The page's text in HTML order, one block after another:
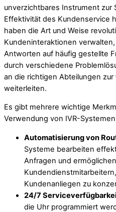
unverzichtbares Instrument zur
Effektivität des Kundenservice
haben die Art und Weise
Kundeninteraktionen
Antworten auf häufig gestellte
durch verschiedene
an die richtigen Abteilungen
weiterleiten.
Es gibt mehrere wichtige
Verwendung von IVR-
Automatisierung von
Systeme bearbeiten
Anfragen und
Kundenanliegen zu
24/7
die Uhr programmiert